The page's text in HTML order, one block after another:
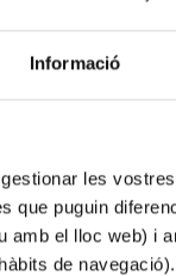
Informació
les vostres
que puguin
amb el lloc web) i
de
i
de les
26